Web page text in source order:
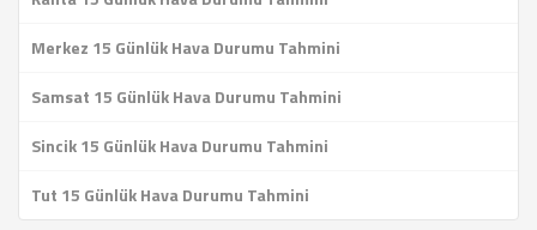
Merkez 15 Günlük Hava Durumu Tahmini
Samsat 15 Günlük Hava Durumu Tahmini
Sincik 15 Günlük Hava Durumu Tahmini
Tut 15 Günlük Hava Durumu Tahmini